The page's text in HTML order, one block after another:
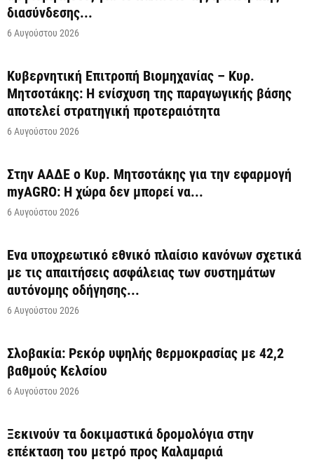
διασύνδεσης...
6 Αυγούστου 2026
Κυβερνητική Επιτροπή Βιομηχανίας – Κυρ.
Μητσοτάκης: Η ενίσχυση της παραγωγικής βάσης
αποτελεί στρατηγική προτεραιότητα
6 Αυγούστου 2026
Στην ΑΑΔΕ ο Κυρ. Μητσοτάκης για την εφαρμογή
myAGRO: Η χώρα δεν μπορεί να...
6 Αυγούστου 2026
Ένα υποχρεωτικό εθνικό πλαίσιο κανόνων σχετικά
με τις απαιτήσεις ασφάλειας των συστημάτων
αυτόνομης οδήγησης...
6 Αυγούστου 2026
Σλοβακία: Ρεκόρ υψηλής θερμοκρασίας με 42,2
βαθμούς Κελσίου
6 Αυγούστου 2026
Ξεκινούν τα δοκιμαστικά δρομολόγια στην
επέκταση του μετρό προς Καλαμαριά